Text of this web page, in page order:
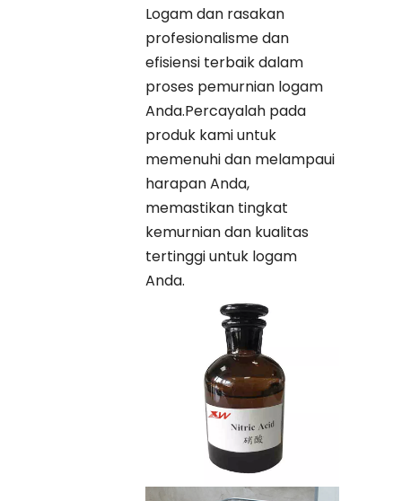
Logam dan rasakan
profesionalisme dan
efisiensi terbaik dalam
proses pemurnian logam
Anda.Percayalah pada
produk kami untuk
memenuhi dan melampaui
harapan Anda,
memastikan tingkat
kemurnian dan kualitas
tertinggi untuk logam
Anda.